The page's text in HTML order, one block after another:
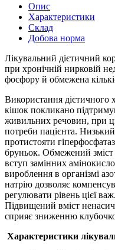
Опис
Характеристики
Склад
Добова норма
Лікувальний дієтичний
при хронічній нирковій
фосфору й обмежена
Використання дієтичного
кішок покликано
живильних речовин, при
потреби пацієнта.
протистояти
бруньок. Обмежений зміст
вступ замінних
вироблення в організмі
натрію дозволяє
регулювати рівень цієї
Підвищений вміст
сприяє зниженню
Характеристики